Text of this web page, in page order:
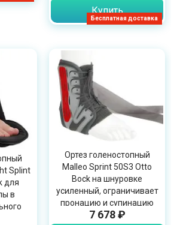
Бесплатная доставка
Купить
Splint
для
в
Ортез голеностопный
Malleo Sprint 50S3 Otto
Bock на шнуровке
усиленный, ограничивает
пронацию и супинацию
7 678 ₽